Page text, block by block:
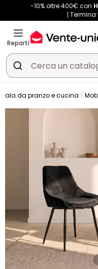
-10% oltre 400€ con
Termina
Reparti
Sala da pranzo e cucina